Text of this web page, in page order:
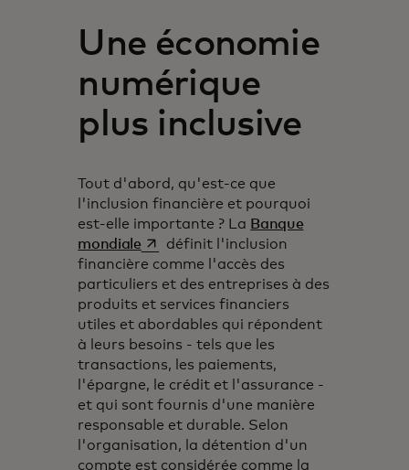
Une économie
numérique
plus inclusive
Tout d'abord, qu'est-ce que
l'inclusion financière et pourquoi
est-elle importante ? La Banque
mondiales’ouvre dans un nouvel onglet
définit l'inclusion
financière comme l'accès des
particuliers et des entreprises à des
produits et services financiers
utiles et abordables qui répondent
à leurs besoins - tels que les
transactions, les paiements,
l'épargne, le crédit et l'assurance -
et qui sont fournis d'une manière
responsable et durable. Selon
l'organisation, la détention d'un
compte est considérée comme la